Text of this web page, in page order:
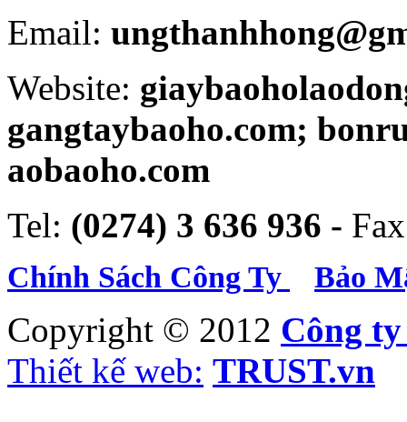
Email:
Website:
gangtaybaoho.com;
aobaoho.com
Tel: (0274) 3 636 936 -
Chính Sách Công Ty Bảo
Copyright © 2012 Công
Thiết kế web: TRUST.vn